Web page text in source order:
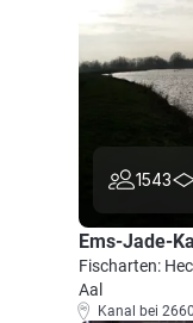
1543
Ems-Jade-
Fischarten:
Aal
Kanal bei